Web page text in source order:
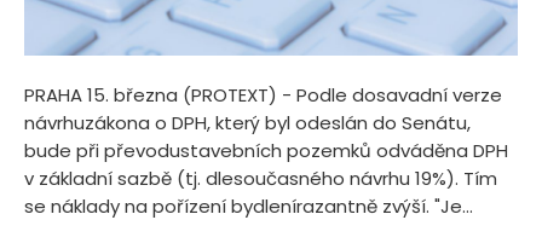
PRAHA 15. března (PROTEXT) - Podle dosavadní verze
návrhuzákona o DPH, který byl odeslán do Senátu,
bude při převodustavebních pozemků odváděna DPH
v základní sazbě (tj. dlesoučasného návrhu 19%). Tím
se náklady na pořízení bydlenírazantně zvýší. "Je...